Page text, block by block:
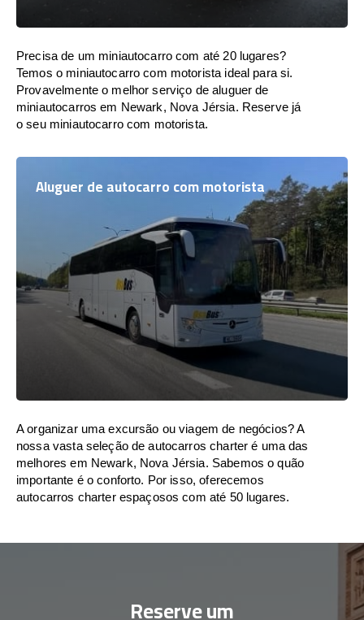
Precisa de um miniautocarro com até 20 lugares?
Temos o miniautocarro com motorista ideal para si.
Provavelmente o melhor serviço de aluguer de
miniautocarros em Newark, Nova Jérsia. Reserve já
o seu miniautocarro com motorista.
Aluguer de autocarro com motorista
A organizar uma excursão ou viagem de negócios? A
nossa vasta seleção de autocarros charter é uma das
melhores em Newark, Nova Jérsia. Sabemos o quão
importante é o conforto. Por isso, oferecemos
autocarros charter espaçosos com até 50 lugares.
Reserve um